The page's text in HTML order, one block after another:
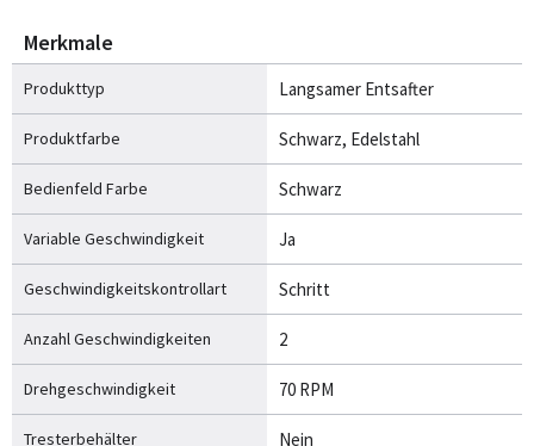
Merkmale
Produkttyp Langsamer Entsafter
Produktfarbe Schwarz, Edelstahl
Bedienfeld Farbe Schwarz
Variable Geschwindigkeit Ja
Geschwindigkeitskontrollart Schritt
Anzahl Geschwindigkeiten 2
Drehgeschwindigkeit 70 RPM
Tresterbehälter Nein